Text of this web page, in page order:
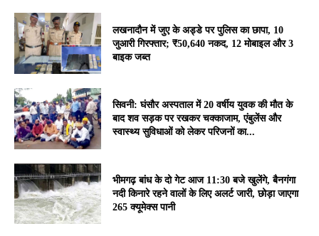
लखनादौन में जुए के अड्डे पर पुलिस का छापा, 10
जुआरी गिरफ्तार; ₹50,640 नकद, 12 मोबाइल और 3
बाइक जब्त
सिवनी: घंसौर अस्पताल में 20 वर्षीय युवक की मौत के
बाद शव सड़क पर रखकर चक्काजाम, एंबुलेंस और
स्वास्थ्य सुविधाओं को लेकर परिजनों का...
भीमगढ़ बांध के दो गेट आज 11:30 बजे खुलेंगे, बैनगंगा
नदी किनारे रहने वालों के लिए अलर्ट जारी, छोड़ा जाएगा
265 क्यूमेक्स पानी